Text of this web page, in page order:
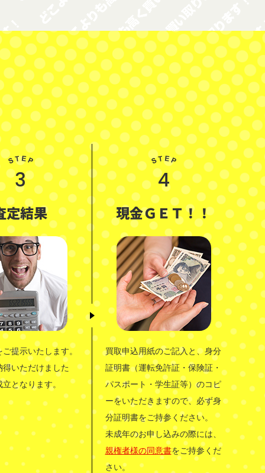
3
定結果
提示いたします。
得いただけました
となります。
4
現金ＧＥＴ！！
買取申込用紙のご記入と、身分
証明書（運転免許証・保険証・
パスポート・学生証等）のコピ
ーをいただきますので、必ず身
分証明書をご持参ください。
未成年のお申し込みの際には、
親権者様の同意書をご持参くだ
さい。